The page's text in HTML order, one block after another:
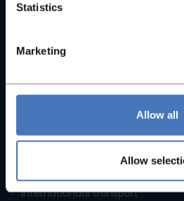
Statistics
Marketing
Allow all
Allow
Bij ons vindt u geen B-merken,
Met meer dan 90+ jaar ervaring
Snelle levertijden
internationaal transport